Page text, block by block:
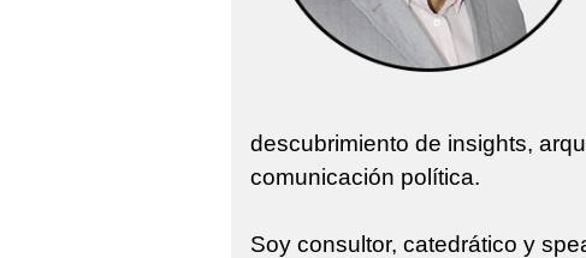
descubrimiento de insights,
comunicación política.
Soy consultor, catedrático y